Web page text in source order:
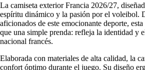
La camiseta exterior Francia 2026/27,
espíritu dinámico y la pasión por el voleibol.
aficionados de este emocionante deporte,
que una simple prenda: refleja la identidad y
nacional francés.
Elaborada con materiales de alta calidad, la
confort óptimo durante el juego. Su diseño